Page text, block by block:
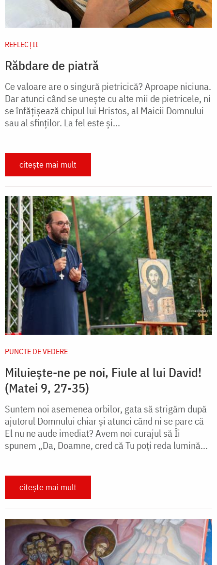
REFLECȚII
Răbdare de piatră
Ce valoare are o singură pietricică? Aproape niciuna.
Dar atunci când se unește cu alte mii de pietricele, ni
se înfățișează chipul lui Hristos, al Maicii Domnului
sau al sfinților. La fel este și...
citește mai mult
PUNCTE DE VEDERE
Miluiește-ne pe noi, Fiule al lui David!
(Matei 9, 27-35)
Suntem noi asemenea orbilor, gata să strigăm după
ajutorul Domnului chiar și atunci când ni se pare că
El nu ne aude imediat? Avem noi curajul să Îi
spunem „Da, Doamne, cred că Tu poți reda lumină...
citește mai mult